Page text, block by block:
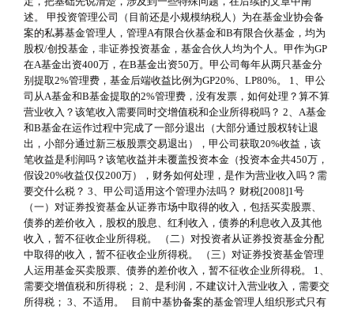
述。 甲投资管理公司（目前还是小规模纳税人）为在基金业协会备
案的私募基金管理人，管理A有限合伙基金和B有限合伙基金，均为
股权/创投基金，非证券投资基金，基金合伙人均为个人。甲作为GP
在A基金出资400万，在B基金出资50万。甲公司每年从两只基金分
别提取2%管理费，基金后端收益比例为GP20%、LP80%。 1、甲公
司从A基金和B基金提取的2%管理费，没有发票，如何处理？算不算
营业收入？该笔收入需要同时交增值税和企业所得税吗？ 2、A基金
和B基金在运作过程中完成了一部分退出（大部分通过股权转让退
出，小部分通过新三板股票交易退出），甲公司获取20%收益，该
笔收益是利润吗？该笔收益并未覆盖投资本金（投资本金共450万，
假设20%收益仅仅200万），财务如何处理，是作为营业收入吗？需
要交什么税？ 3、甲公司适用这个管理办法吗？ 财税[2008]1号
（一）对证券投资基金从证券市场中取得的收入，包括买卖股票、
债券的差价收入，股权的股息、红利收入，债券的利息收入及其他
收入，暂不征收企业所得税。 （二）对投资者从证券投资基金分配
中取得的收入，暂不征收企业所得税。 （三）对证券投资基金管理
人运用基金买卖股票、债券的差价收入，暂不征收企业所得税。 1、
需要交增值税和所得税； 2、是利润，不建议计入营业收入，需要交
所得税； 3、不适用。 目前中基协备案的基金管理人组织形式只有